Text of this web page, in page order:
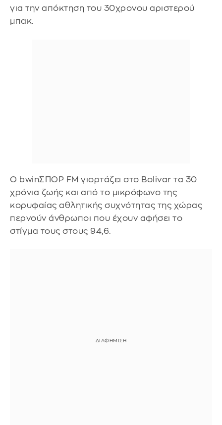
για την απόκτηση του 30χρονου αριστερού
μπακ.
Ο bwinΣΠΟΡ FM γιορτάζει στο Bolivar τα 30
χρόνια ζωής και από το μικρόφωνο της
κορυφαίας αθλητικής συχνότητας της χώρας
περνούν άνθρωποι που έχουν αφήσει το
στίγμα τους στους 94,6.